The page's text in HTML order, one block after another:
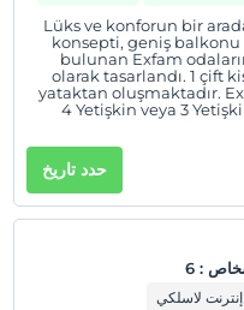
Lüks ve konforun bir
konsepti, geniş balkonu
bulunan Exfam
olarak tasarlandı. 1 çift
yataktan oluşmaktadır.
4 Yetişkin veya 3
حدد تاريخ
:
6
إنترنت لاسلكي